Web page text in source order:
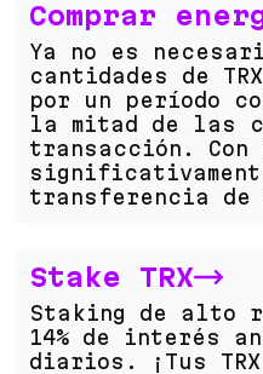
Comprar
Ya no es
cantidades de
por un período
la mitad de las
transacción. Con
transferencia de
Stake TRX
Staking de alto
14% de interés
diarios. ¡Tus